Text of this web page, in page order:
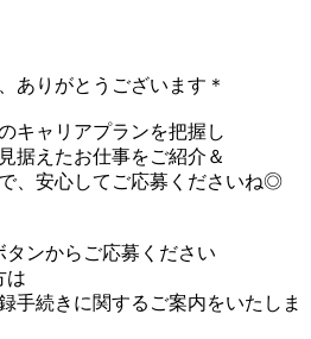
ありがとうございます＊
キャリアプランを把握し
据えたお仕事をご紹介＆
、安心してご応募くださいね◎
ンからご応募ください
は
手続きに関するご案内をいたしま